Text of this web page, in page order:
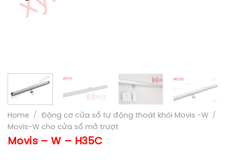
Home / Động cơ cửa sổ tự động thoát khói Movis -W /
Movis-W cho cửa sổ mở trượt
Movis – W – H35C